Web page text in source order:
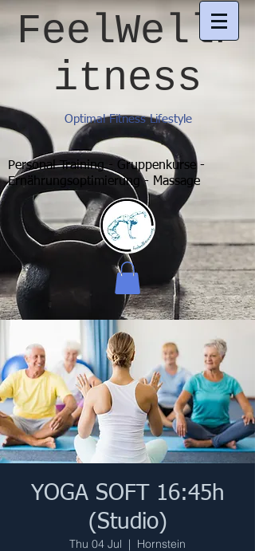
Optimal Fitness Lifestyle
FeelWellF
itness
Personal Training - Gruppenkurse -
Ernährungsoptimierung - Massage
YOGA SOFT 16:45h
(Studio)
Thu 04 Jul
  |
Hornstein